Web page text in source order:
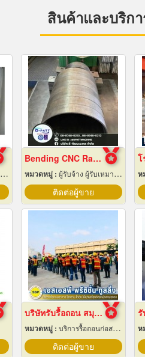
สินค้าและบริก
Bending CNC Rayong
หมวดหมู่ : ผู้รับจ้าง ผู้รับเหมากลึง
ติดต่อผู้ขาย
ห
บริษัทรับรื้อถอน สมุทรปราการ
หมวดหมู่ : บริการรื้อถอนก่อสร้าง
ติดต่อผู้ขาย
ห